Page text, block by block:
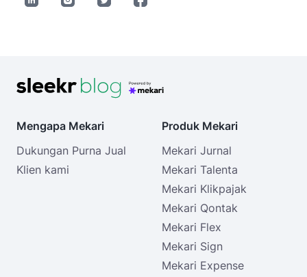
Mengapa Mekari
Dukungan Purna Jual
Klien kami
Produk Mekari
Mekari Jurnal
Mekari Talenta
Mekari Klikpajak
Mekari Qontak
Mekari Flex
Mekari Sign
Mekari Expense